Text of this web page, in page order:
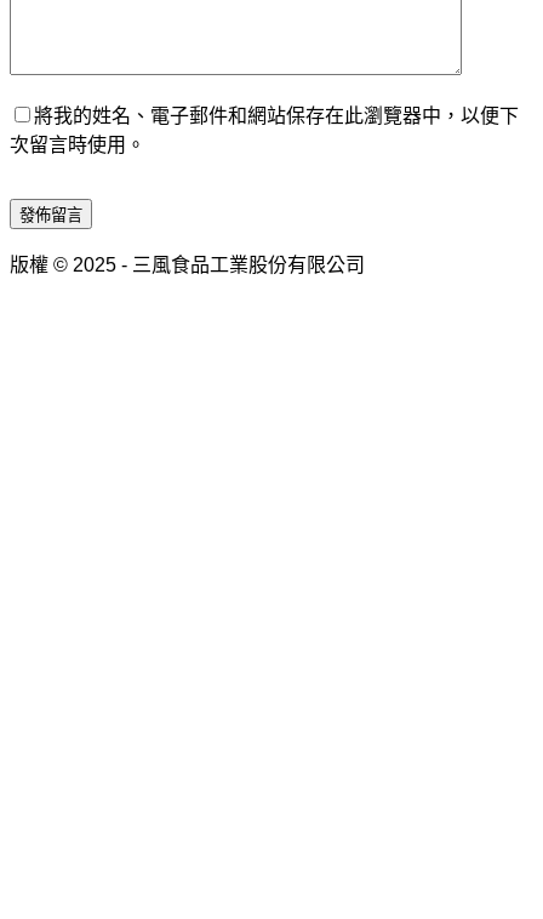
將我的姓名、電子郵件和網站保存在此瀏覽器中，以便下
次留言時使用。
發佈留言
版權 © 2025 - 三風食品工業股份有限公司